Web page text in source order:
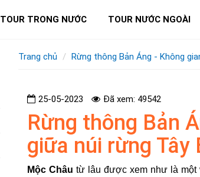
TOUR TRONG NƯỚC TOUR NƯỚC NGOÀI
Trang chủ Rừng thông Bản Áng - Không
25-05-2023 Đã xem: 49542
Rừng thông Bản
giữa núi rừng Tây
Mộc Châu từ lâu được xem như là một